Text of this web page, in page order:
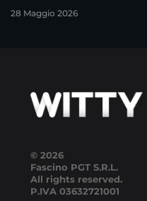
28 Maggio 2026
© 2026
Fascino PGT S.R.L.
All rights reserved.
P.IVA 03632721001